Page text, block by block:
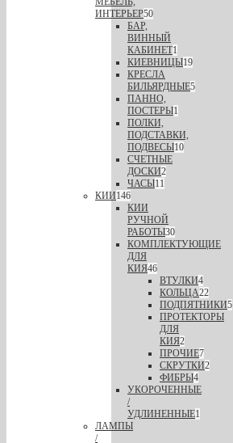
ИНТЕРЬЕР50
БАР,
ВИННЫЙ
КАБИНЕТ1
КИЕВНИЦЫ19
КРЕСЛА
БИЛЬЯРДНЫЕ5
ПАННО,
ПОСТЕРЫ1
ПОЛКИ,
ПОДСТАВКИ,
ПОДВЕСЫ10
СЧЕТНЫЕ
ДОСКИ2
ЧАСЫ11
КИИ146
КИИ
РУЧНОЙ
РАБОТЫ30
КОМПЛЕКТУЮЩИЕ
ДЛЯ
КИЯ46
ВТУЛКИ4
КОЛЬЦА22
ПОДПЯТНИКИ5
ПРОТЕКТОРЫ
ДЛЯ
КИЯ2
ПРОЧИЕ7
СКРУТКИ2
ФИБРЫ4
УКОРОЧЕННЫЕ
/
УДЛИНЕННЫЕ1
ЛАМПЫ
/